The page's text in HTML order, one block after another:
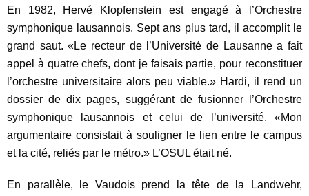
En 1982, Hervé Klopfenstein est engagé à l’Orchestre
symphonique lausannois. Sept ans plus tard, il accomplit le
grand saut. «Le recteur de l’Université de Lausanne a fait
appel à quatre chefs, dont je faisais partie, pour reconstituer
l’orchestre universitaire alors peu viable.» Hardi, il rend un
dossier de dix pages, suggérant de fusionner l’Orchestre
symphonique lausannois et celui de l’université. «Mon
argumentaire consistait à souligner le lien entre le campus
et la cité, reliés par le métro.» L’OSUL était né.
En parallèle, le Vaudois prend la tête de la Landwehr,